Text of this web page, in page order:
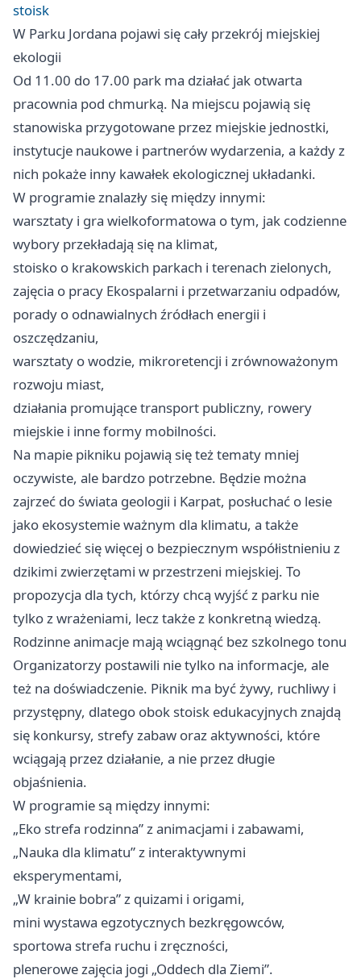
stoisk
W Parku Jordana pojawi się cały przekrój miejskiej
ekologii
Od 11.00 do 17.00 park ma działać jak otwarta
pracownia pod chmurką. Na miejscu pojawią się
stanowiska przygotowane przez miejskie jednostki,
instytucje naukowe i partnerów wydarzenia, a każdy z
nich pokaże inny kawałek ekologicznej układanki.
W programie znalazły się między innymi:
warsztaty i gra wielkoformatowa o tym, jak codzienne
wybory przekładają się na klimat,
stoisko o krakowskich parkach i terenach zielonych,
zajęcia o pracy Ekospalarni i przetwarzaniu odpadów,
porady o odnawialnych źródłach energii i
oszczędzaniu,
warsztaty o wodzie, mikroretencji i zrównoważonym
rozwoju miast,
działania promujące transport publiczny, rowery
miejskie i inne formy mobilności.
Na mapie pikniku pojawią się też tematy mniej
oczywiste, ale bardzo potrzebne. Będzie można
zajrzeć do świata geologii i Karpat, posłuchać o lesie
jako ekosystemie ważnym dla klimatu, a także
dowiedzieć się więcej o bezpiecznym współistnieniu z
dzikimi zwierzętami w przestrzeni miejskiej. To
propozycja dla tych, którzy chcą wyjść z parku nie
tylko z wrażeniami, lecz także z konkretną wiedzą.
Rodzinne animacje mają wciągnąć bez szkolnego tonu
Organizatorzy postawili nie tylko na informacje, ale
też na doświadczenie. Piknik ma być żywy, ruchliwy i
przystępny, dlatego obok stoisk edukacyjnych znajdą
się konkursy, strefy zabaw oraz aktywności, które
wciągają przez działanie, a nie przez długie
objaśnienia.
W programie są między innymi:
„Eko strefa rodzinna” z animacjami i zabawami,
„Nauka dla klimatu” z interaktywnymi
eksperymentami,
„W krainie bobra” z quizami i origami,
mini wystawa egzotycznych bezkręgowców,
sportowa strefa ruchu i zręczności,
plenerowe zajęcia jogi „Oddech dla Ziemi”.